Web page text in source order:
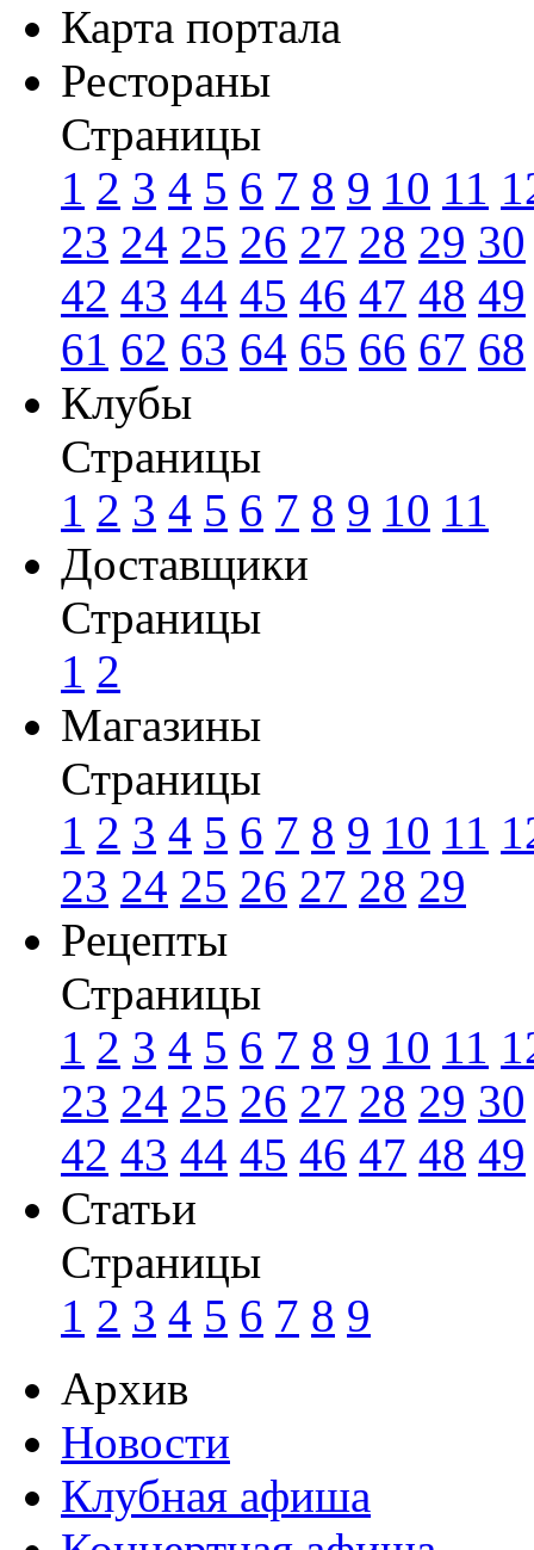
Карта портала
Рестораны
Страницы
1 2 3 4 5 6 7 8 9 10 11
23 24 25 26 27 28 29 30
42 43 44 45 46 47 48 49
61 62 63 64 65 66 67 68
Клубы
Страницы
1 2 3 4 5 6 7 8 9 10 11
Доставщики
Страницы
1 2
Магазины
Страницы
1 2 3 4 5 6 7 8 9 10 11
23 24 25 26 27 28 29
Рецепты
Страницы
1 2 3 4 5 6 7 8 9 10 11
23 24 25 26 27 28 29 30
42 43 44 45 46 47 48 49
Статьи
Страницы
1 2 3 4 5 6 7 8 9
Архив
Новости
Клубная афиша